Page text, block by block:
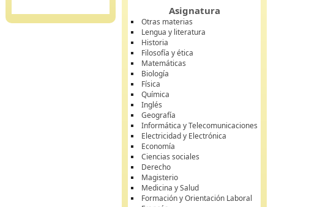
Asignatura
Otras materias
Lengua y literatura
Historia
Filosofía y ética
Matemáticas
Biología
Física
Química
Inglés
Geografía
Informática y Telecomunicaciones
Electricidad y Electrónica
Economía
Ciencias sociales
Derecho
Magisterio
Medicina y Salud
Formación y Orientación Laboral